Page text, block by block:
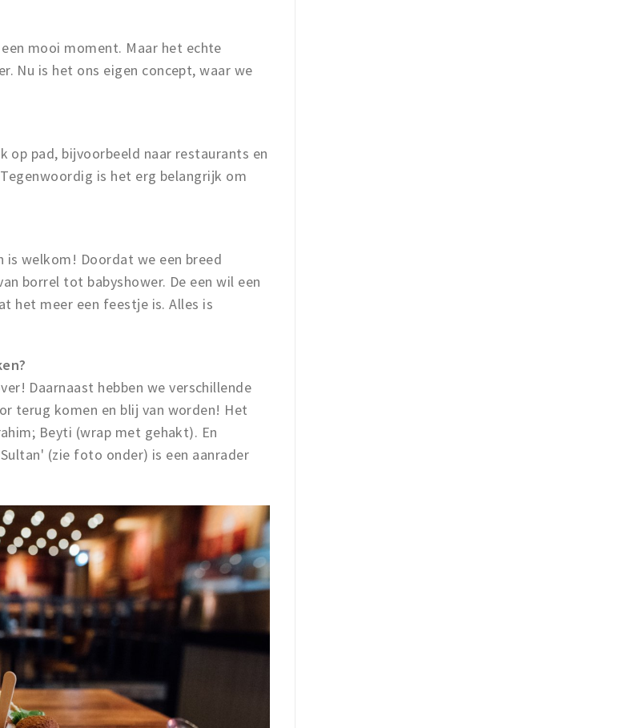
mooi moment. Maar het echte
Nu is het ons eigen concept, waar we
op pad, bijvoorbeeld naar restaurants en
is het erg belangrijk om
is welkom! Doordat we een breed
borrel tot babyshower. De een wil een
het meer een feestje is. Alles is
Daarnaast hebben we verschillende
terug komen en blij van worden! Het
Beyti (wrap met gehakt). En
(zie foto onder) is een aanrader